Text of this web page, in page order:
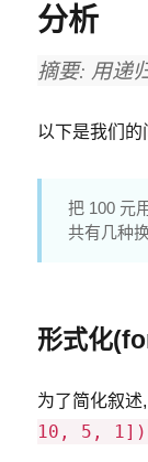
分析
摘要: 用递
以下是我们的
把 100 元
共有几种
形式化
为了简化叙述
10, 5, 1])